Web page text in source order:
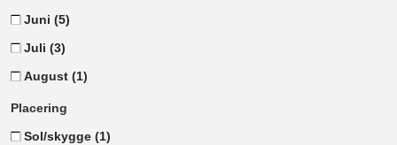
Juni (5)
Juli (3)
August (1)
Placering
Sol/skygge (1)